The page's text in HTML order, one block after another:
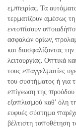
εμπειρίας. Τα
τερματίζουν αμέσως
εντοπίσουν
ασφαλών ορίων,
και διασφαλίζοντας
λειτουργίας. Οπτικά
τους επαγγελματίες
του συστήματος ή για
επίγνωση της προόδου
εξοπλισμού καθ’ όλη
ευφυές σύστημα
βέλτιστη τοποθέτηση